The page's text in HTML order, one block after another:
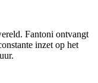
Fantoni ontvangt
inzet op het